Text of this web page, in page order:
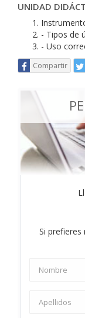
UNIDAD
- Tipos de
- Uso
Compartir
Si